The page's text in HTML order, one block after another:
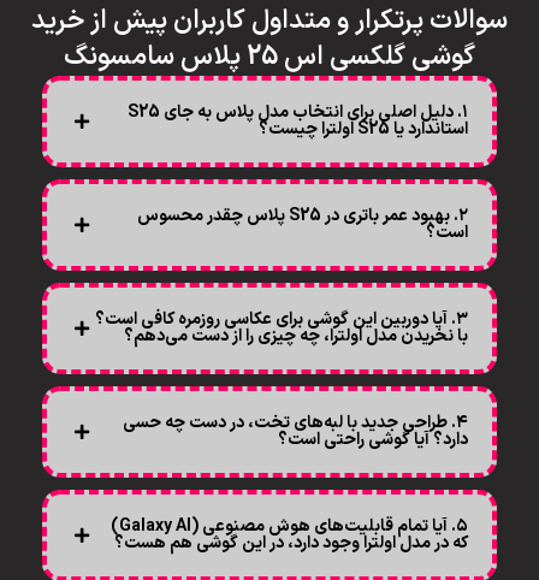
سوالات پرتکرار و متداول کاربران پیش از خرید
گوشی گلکسی اس 25 پلاس سامسونگ
۱. دلیل اصلی برای انتخاب مدل پلاس به جای S25
استاندارد یا S25 اولترا چیست؟
۲. بهبود عمر باتری در S25 پلاس چقدر محسوس
است؟
۳. آیا دوربین این گوشی برای عکاسی روزمره کافی است؟
با نخریدن مدل اولترا، چه چیزی را از دست می‌دهم؟
۴. طراحی جدید با لبه‌های تخت، در دست چه حسی
دارد؟ آیا گوشی راحتی است؟
۵. آیا تمام قابلیت‌های هوش مصنوعی (Galaxy AI)
که در مدل اولترا وجود دارد، در این گوشی هم هست؟